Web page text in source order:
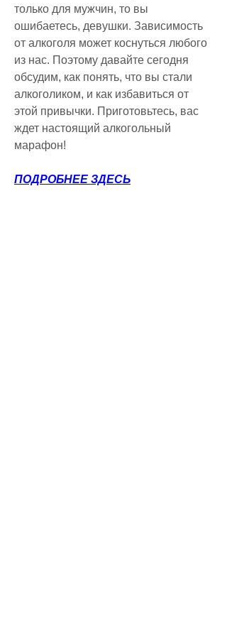
только для мужчин, то вы
ошибаетесь, девушки. Зависимость
от алкоголя может коснуться любого
из нас. Поэтому давайте сегодня
обсудим, как понять, что вы стали
алкоголиком, и как избавиться от
этой привычки. Приготовьтесь, вас
ждет настоящий алкогольный
марафон!
ПОДРОБНЕЕ ЗДЕСЬ